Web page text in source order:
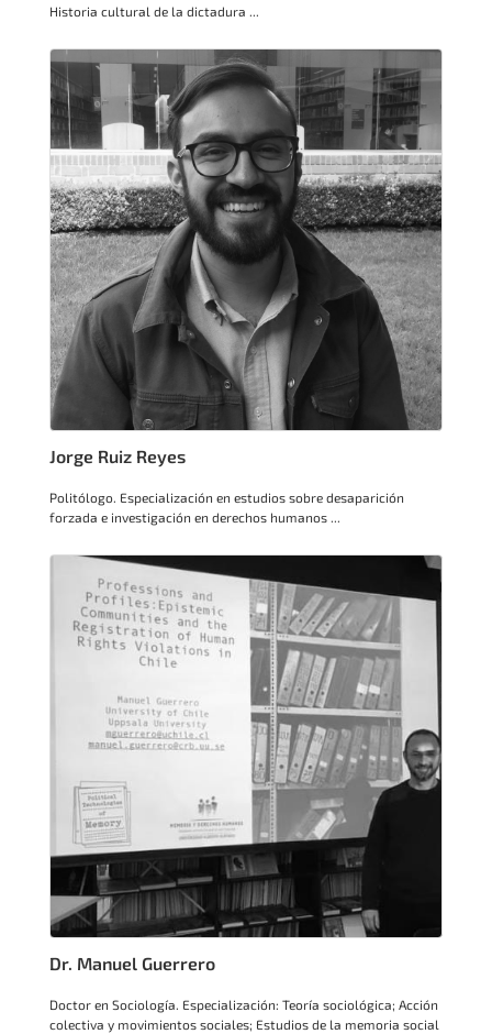
Historia cultural de la dictadura ...
Jorge Ruiz Reyes
Politólogo. Especialización en estudios sobre desaparición
forzada e investigación en derechos humanos ...
Dr. Manuel Guerrero
Doctor en Sociología. Especialización: Teoría sociológica; Acción
colectiva y movimientos sociales; Estudios de la memoria social